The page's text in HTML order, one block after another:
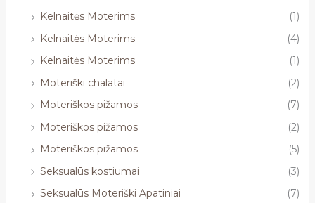
Kelnaitės Moterims
(1)
Kelnaitės Moterims
(4)
Kelnaitės Moterims
(1)
Moteriški chalatai
(2)
Moteriškos pižamos
(7)
Moteriškos pižamos
(2)
Moteriškos pižamos
(5)
Seksualūs kostiumai
(3)
Seksualūs Moteriški Apatiniai
(7)